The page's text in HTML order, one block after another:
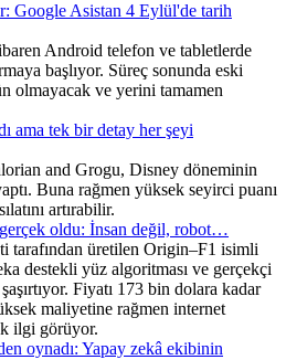
Google Asistan 4 Eylül'de tarih
Android telefon ve tabletlerde
başlıyor. Süreç sonunda eski
olmayacak ve yerini tamamen
ama tek bir detay her şeyi
and Grogu, Disney döneminin
Buna rağmen yüksek seyirci puanı
artırabilir.
oldu: İnsan değil, robot…
tarafından üretilen Origin–F1 isimli
destekli yüz algoritması ve gerçekçi
Fiyatı 173 bin dolara kadar
maliyetine rağmen internet
ilgi görüyor.
oynadı: Yapay zekâ ekibinin